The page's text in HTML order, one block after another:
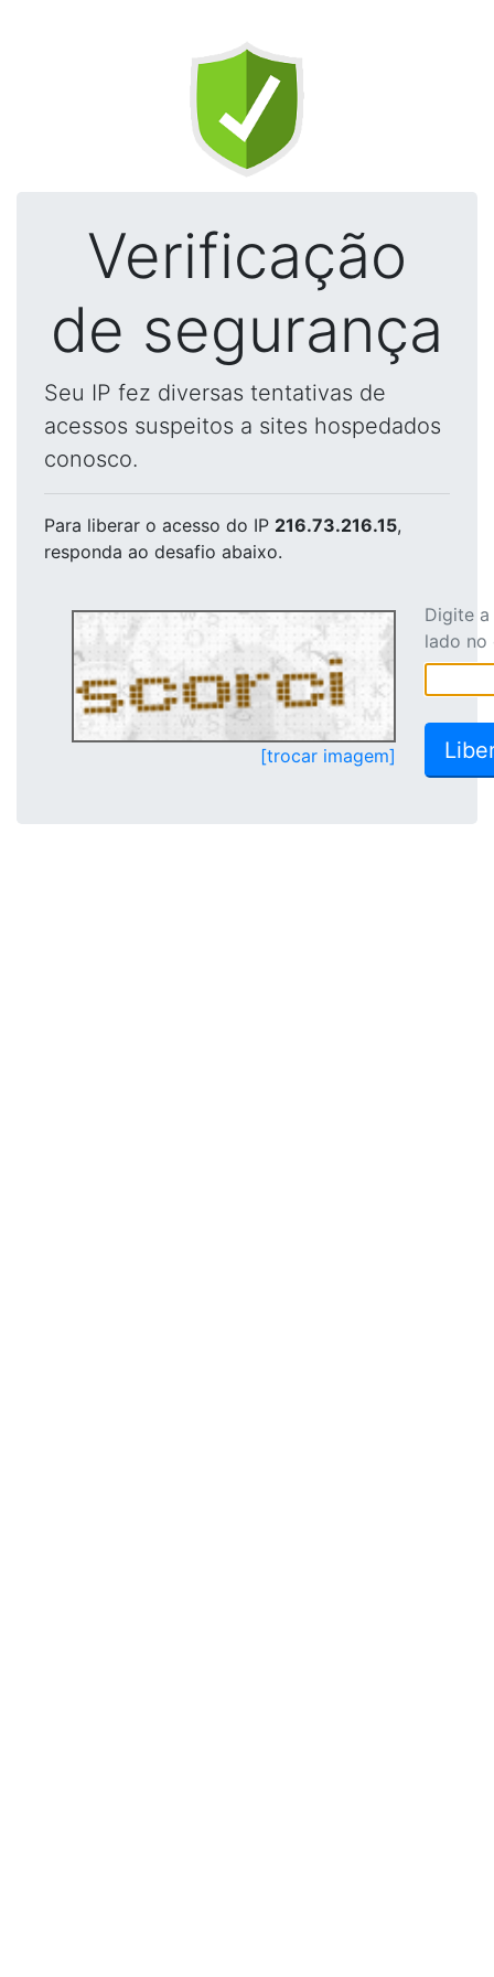
Verificação
de segurança
Seu IP fez diversas tentativas de
acessos suspeitos a sites hospedados
conosco.
Para liberar o acesso do IP 216.73.216.15,
responda ao desafio abaixo.
[trocar imagem]
Digite
lado no